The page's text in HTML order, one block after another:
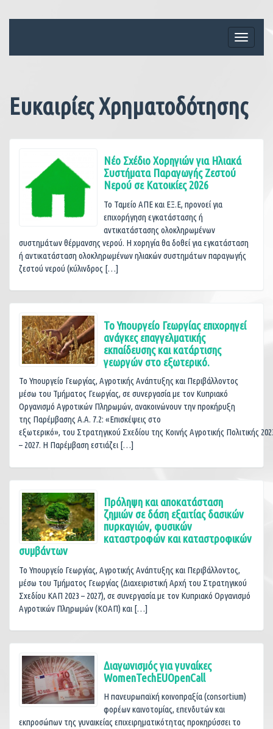
Toggle
Ευκαιρίες Χρηματοδότησης
Νέο Σχέδιο Χορηγιών για Ηλιακά
Συστήματα Παραγωγής Ζεστού
Νερού σε Κατοικίες 2026
Το Ταμείο ΑΠΕ και ΕΞ.Ε, προνοεί για
επιχορήγηση εγκατάστασης ή
αντικατάστασης ολοκληρωμένων
συστημάτων θέρμανσης νερού. Η χορηγία θα δοθεί για εγκατάσταση
ή αντικατάσταση ολοκληρωμένων ηλιακών συστημάτων παραγωγής
ζεστού νερού (κύλινδρος […]
To Υπουργείο Γεωργίας επιχορηγεί
ανάγκες επαγγελματικής
εκπαίδευσης και κατάρτισης
γεωργών στο εξωτερικό.
Το Υπουργείο Γεωργίας, Αγροτικής Ανάπτυξης και Περιβάλλοντος
μέσω του Τμήματος Γεωργίας, σε συνεργασία με τον Κυπριακό
Οργανισμό Αγροτικών Πληρωμών, ανακοινώνουν την προκήρυξη
της Παρέμβασης Α.Α. 7.2: «Επισκέψεις στο
εξωτερικό», του Στρατηγικού Σχεδίου της Κοινής Αγροτικής Πολιτικής
– 2027. Η Παρέμβαση εστιάζει […]
Πρόληψη και αποκατάσταση
ζημιών σε δάση εξαιτίας δασικών
πυρκαγιών, φυσικών
καταστροφών και καταστροφικών
συμβάντων
Το Υπουργείο Γεωργίας, Αγροτικής Ανάπτυξης και Περιβάλλοντος,
μέσω του Τμήματος Γεωργίας (Διαχειριστική Αρχή του Στρατηγικού
Σχεδίου ΚΑΠ 2023 – 2027), σε συνεργασία με τον Κυπριακό Οργανισμό
Αγροτικών Πληρωμών (ΚΟΑΠ) και […]
Διαγωνισμός για γυναίκες
WomenTechEUOpenCall
Η πανευρωπαϊκή κοινοπραξία (consortium)
φορέων καινοτομίας, επενδυτών και
εκπροσώπων της γυναικείας επιχειρηματικότητας προκηρύσσει το